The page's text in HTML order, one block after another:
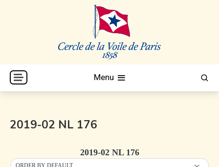
CVP
Cercle de la Voile de Paris
Menu
2019-02 NL 176
2019-02 NL 176